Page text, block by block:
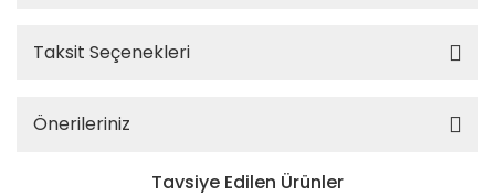
Taksit Seçenekleri
Önerileriniz
Tavsiye Edilen Ürünler